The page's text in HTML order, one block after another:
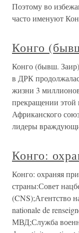
Поэтому во
часто именуют
Конго
Конго (бывш.
в ДРК
жизни 3
прекращении
Африканского
лидеры
Конго:
Конго: охраняя
страны:Совет
(CNS);Агентство
nationale de
МВД;Служба